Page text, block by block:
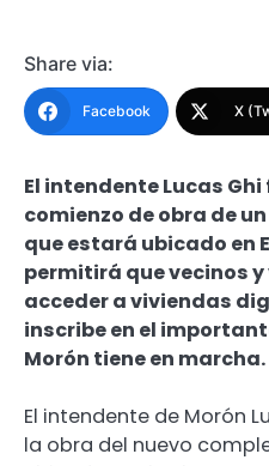
Share via:
Facebook X
El intendente Lucas
comienzo de obra de
que estará ubicado en
permitirá que vecinos
acceder a viviendas
inscribe en el
Morón tiene en marcha.
El intendente de Morón
la obra del nuevo